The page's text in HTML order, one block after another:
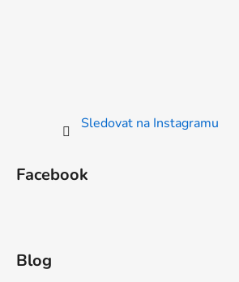
Sledovat na Instagramu
Facebook
Blog